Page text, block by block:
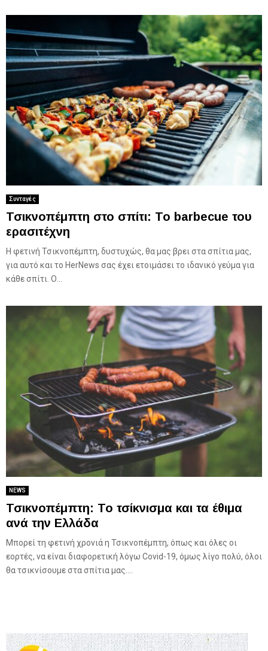
Συνταγές
Τσικνοπέμπτη στο σπίτι: Το barbecue του
ερασιτέχνη
Η φετινή Τσικνοπέμπτη, δυστυχώς, θα μας βρει στα σπίτια μας,
για αυτό και το HerNews σας έχει ετοιμάσει το ιδανικό γεύμα για
κάθε σπίτι. Ο...
NEWS
Τσικνοπέμπτη: Το τσίκνισμα και τα έθιμα
ανά την Ελλάδα
Μπορεί τη φετινή χρονιά η Τσικνοπέμπτη, όπως και όλες οι
εορτές, να είναι διαφορετική λόγω Covid-19, όμως λίγο πολύ, όλοι
θα τσικνίσουμε στα σπίτια μας....